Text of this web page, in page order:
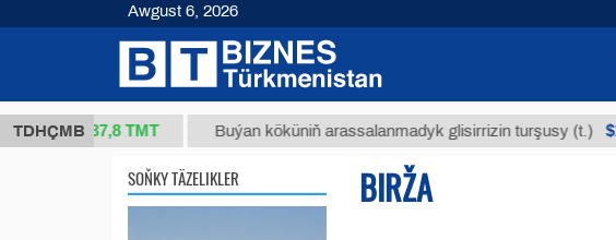
TDHÇMB
37,8 ТМТ Buýan köküniň arassalanmadyk glisirrizin turşusy (t.)
SOŇKY TÄZELIKLER BIRŽA
Awgust 6, 2026